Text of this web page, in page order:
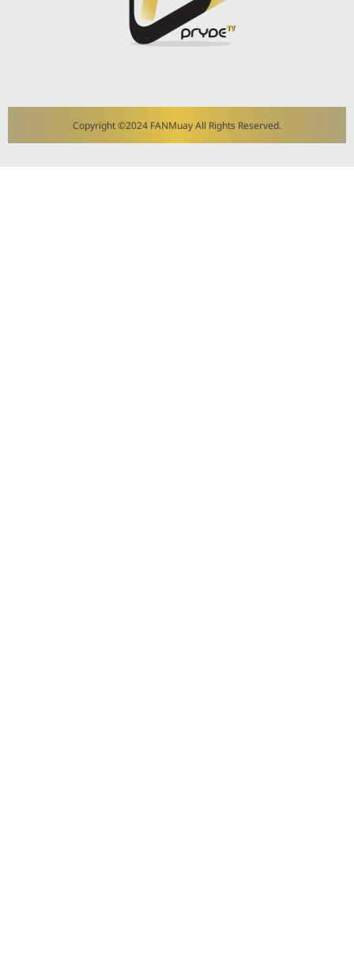
Copyright ©2024 FANMuay All Rights Reserved.